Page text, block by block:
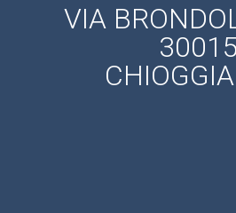
VIA
30015